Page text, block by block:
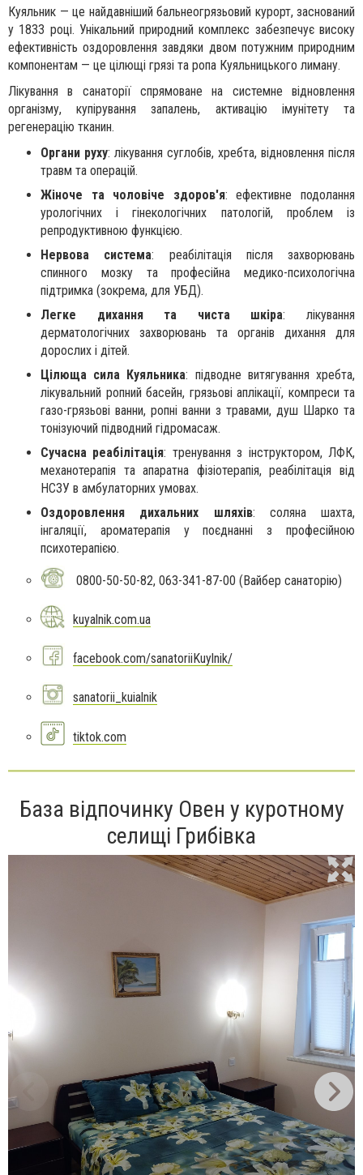
Куяльник — це найдавніший бальнеогрязьовий курорт, заснований
у 1833 році. Унікальний природний комплекс забезпечує високу
ефективність оздоровлення завдяки двом потужним природним
компонентам — це цілющі грязі та ропа Куяльницького лиману.
Лікування в санаторії спрямоване на системне відновлення
організму, купірування запалень, активацію імунітету та
регенерацію тканин.
Органи руху: лікування суглобів, хребта, відновлення після
травм та операцій.
Жіноче та чоловіче здоров'я: ефективне подолання
урологічних і гінекологічних патологій, проблем із
репродуктивною функцією.
Нервова система: реабілітація після захворювань
спинного мозку та професійна медико-психологічна
підтримка (зокрема, для УБД).
Легке дихання та чиста шкіра: лікування
дерматологічних захворювань та органів дихання для
дорослих і дітей.
Цілюща сила Куяльника: підводне витягування хребта,
лікувальний ропний басейн, грязьові аплікації, компреси та
газо-грязьові ванни, ропні ванни з травами, душ Шарко та
тонізуючий підводний гідромасаж.
Сучасна реабілітація: тренування з інструктором, ЛФК,
механотерапія та апаратна фізіотерапія, реабілітація від
НСЗУ в амбулаторних умовах.
Оздоровлення дихальних шляхів: соляна шахта,
інгаляції, ароматерапія у поєднанні з професійною
психотерапією.
0800-50-50-82, 063-341-87-00 (Вайбер санаторію)
kuyalnik.com.ua
facebook.com/sanatoriiKuylnik/
sanatorii_kuialnik
tiktok.com
База відпочинку Овен у куротному
селищі Грибівка